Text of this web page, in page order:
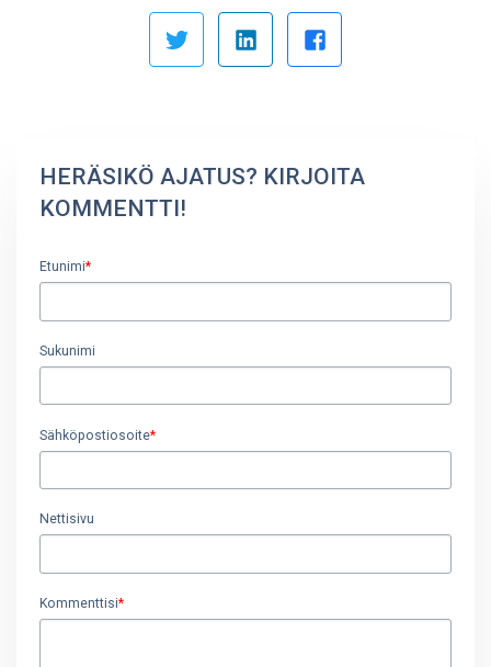
HERÄSIKÖ AJATUS? KIRJOITA
KOMMENTTI!
Etunimi*
Sukunimi
Sähköpostiosoite*
Nettisivu
Kommenttisi*